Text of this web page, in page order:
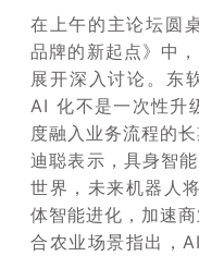
在上午的主论坛圆
品牌的新起点》中
展开深入讨论。东
AI 化不是一次性升
度融入业务流程的
迪聪表示，具身智
世界，未来机器人
体智能进化，加速
合农业场景指出，